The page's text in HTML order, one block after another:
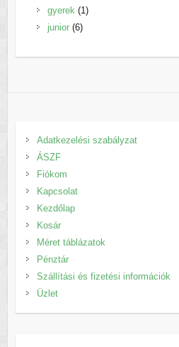
termék
gyerek 11
junior 66
Adatkezelési szabályzat
ÁSZF
Fiókom
Kapcsolat
Kezdőlap
Kosár
Méret táblázatok
Pénztár
Szállítási és fizetési információk
Üzlet